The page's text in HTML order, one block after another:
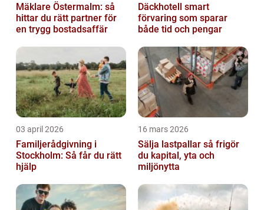
Mäklare Östermalm: så
hittar du rätt partner för
en trygg bostadsaffär
Däckhotell smart
förvaring som sparar
både tid och pengar
03 april 2026
Familjerådgivning i
Stockholm: Så får du rätt
hjälp
16 mars 2026
Sälja lastpallar så frigör
du kapital, yta och
miljönytta